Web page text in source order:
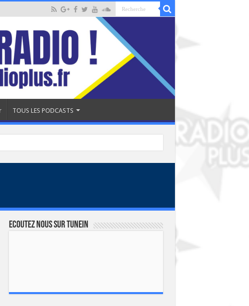
TOUS LES PODCASTS
Ecoutez nous sur TuneIn